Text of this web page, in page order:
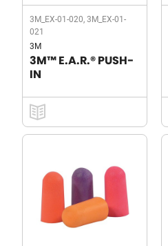
3M_EX-01-020, 3M_EX-01-
021
3M
3M™ E.A.R.® PUSH-
IN